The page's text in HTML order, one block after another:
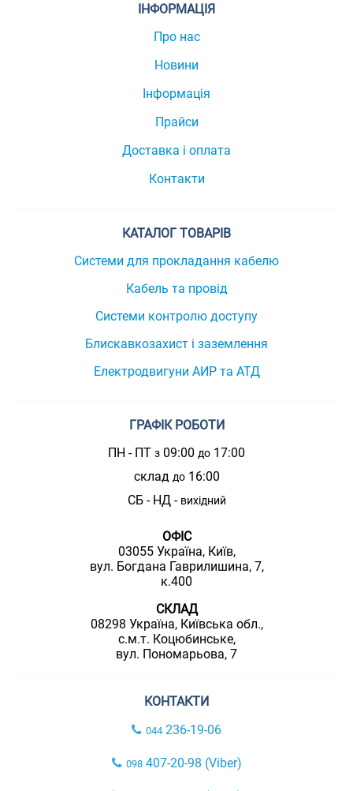
ІНФОРМАЦІЯ
Про нас
Новини
Інформація
Прайси
Доставка і оплата
Контакти
КАТАЛОГ ТОВАРІВ
Системи для прокладання кабелю
Кабель та провід
Системи контролю доступу
Блискавкозахист і заземлення
Електродвигуни АИР та АТД
ГРАФІК РОБОТИ
ПН - ПТ з 09:00 до 17:00
склад до16:00
СБ - НД - вихідний
ОФІС
03055 Україна, Київ,
вул. Богдана Гаврилишина, 7,
к.400
СКЛАД
08298 Україна, Київська обл.,
с.м.т. Коцюбинське,
вул. Пономарьова, 7
КОНТАКТИ
044 236-19-06
098407-20-98 (Viber)